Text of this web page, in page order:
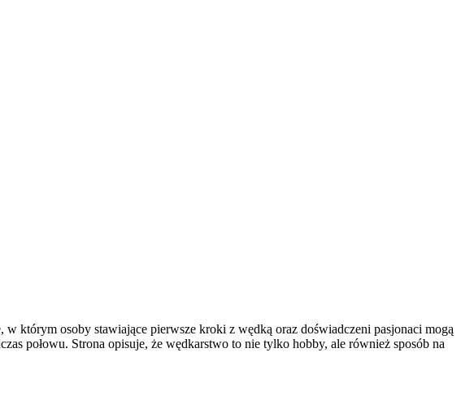
którym osoby stawiające pierwsze kroki z wędką oraz doświadczeni pasjonaci mogą
połowu. Strona opisuje, że wędkarstwo to nie tylko hobby, ale również sposób na